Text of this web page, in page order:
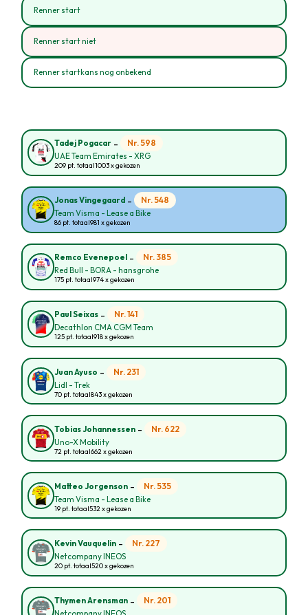
Renner start
Renner start niet
Renner startkans nog onbekend
Tadej Pogacar - Nr. 598
UAE Team Emirates - XRG
209 pt. totaal1003 x gekozen
Jonas Vingegaard - Nr. 548
Team Visma - Lease a Bike
86 pt. totaal981 x gekozen
Remco Evenepoel - Nr. 385
Red Bull - BORA - hansgrohe
175 pt. totaal974 x gekozen
Paul Seixas - Nr. 141
Decathlon CMA CGM Team
125 pt. totaal918 x gekozen
Juan Ayuso - Nr. 231
Lidl - Trek
70 pt. totaal843 x gekozen
Tobias Johannessen - Nr. 622
Uno-X Mobility
72 pt. totaal662 x gekozen
Matteo Jorgenson - Nr. 535
Team Visma - Lease a Bike
19 pt. totaal532 x gekozen
Kevin Vauquelin - Nr. 227
Netcompany INEOS
20 pt. totaal520 x gekozen
Thymen Arensman - Nr. 201